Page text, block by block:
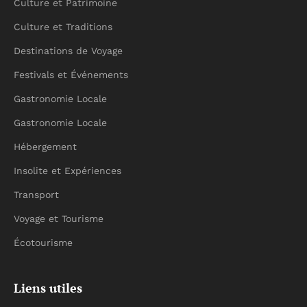
Culture et Patrimoine
Culture et Traditions
Destinations de Voyage
Festivals et Événements
Gastronomie Locale
Gastronomie Locale
Hébergement
Insolite et Expériences
Transport
Voyage et Tourisme
Écotourisme
Liens utiles